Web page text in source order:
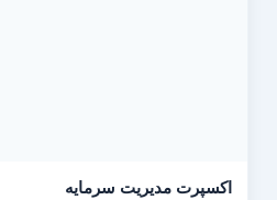
اکسپرت مدیریت سرمایه